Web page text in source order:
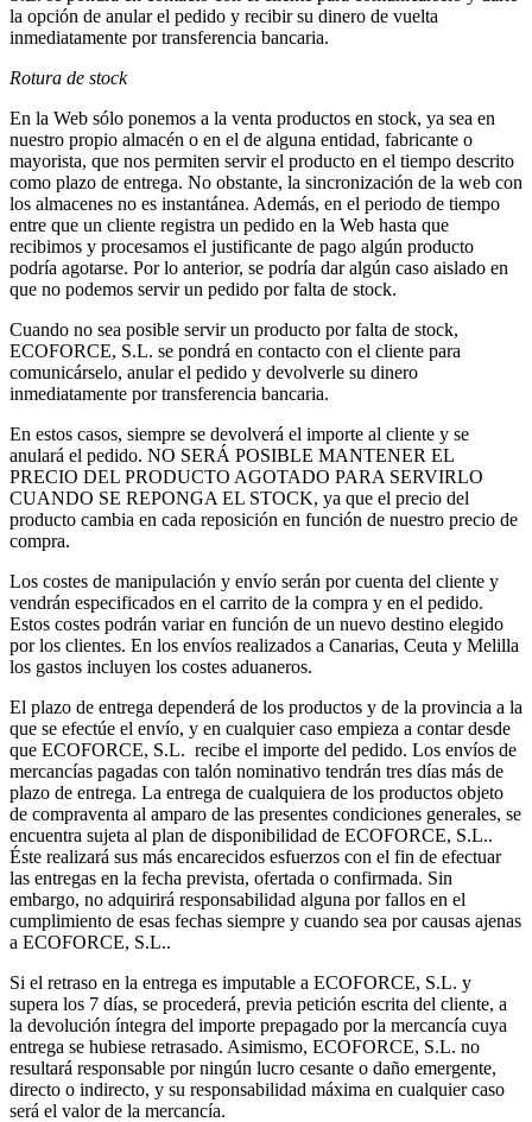
la opción de anular el pedido y recibir su dinero de vuelta
inmediatamente por transferencia bancaria.
Rotura de stock
En la Web sólo ponemos a la venta productos en stock, ya sea en
nuestro propio almacén o en el de alguna entidad, fabricante o
mayorista, que nos permiten servir el producto en el tiempo descrito
como plazo de entrega. No obstante, la sincronización de la web con
los almacenes no es instantánea. Además, en el periodo de tiempo
entre que un cliente registra un pedido en la Web hasta que
recibimos y procesamos el justificante de pago algún producto
podría agotarse. Por lo anterior, se podría dar algún caso aislado en
que no podemos servir un pedido por falta de stock.
Cuando no sea posible servir un producto por falta de stock,
ECOFORCE, S.L. se pondrá en contacto con el cliente para
comunicárselo, anular el pedido y devolverle su dinero
inmediatamente por transferencia bancaria.
En estos casos, siempre se devolverá el importe al cliente y se
anulará el pedido. NO SERÁ POSIBLE MANTENER EL
PRECIO DEL PRODUCTO AGOTADO PARA SERVIRLO
CUANDO SE REPONGA EL STOCK, ya que el precio del
producto cambia en cada reposición en función de nuestro precio de
compra.
Los costes de manipulación y envío serán por cuenta del cliente y
vendrán especificados en el carrito de la compra y en el pedido.
Estos costes podrán variar en función de un nuevo destino elegido
por los clientes. En los envíos realizados a Canarias, Ceuta y Melilla
los gastos incluyen los costes aduaneros.
El plazo de entrega dependerá de los productos y de la provincia a la
que se efectúe el envío, y en cualquier caso empieza a contar desde
que ECOFORCE, S.L. recibe el importe del pedido. Los envíos de
mercancías pagadas con talón nominativo tendrán tres días más de
plazo de entrega. La entrega de cualquiera de los productos objeto
de compraventa al amparo de las presentes condiciones generales, se
encuentra sujeta al plan de disponibilidad de ECOFORCE, S.L..
Éste realizará sus más encarecidos esfuerzos con el fin de efectuar
las entregas en la fecha prevista, ofertada o confirmada. Sin
embargo, no adquirirá responsabilidad alguna por fallos en el
cumplimiento de esas fechas siempre y cuando sea por causas ajenas
a ECOFORCE, S.L..
Si el retraso en la entrega es imputable a ECOFORCE, S.L. y
supera los 7 días, se procederá, previa petición escrita del cliente, a
la devolución íntegra del importe prepagado por la mercancía cuya
entrega se hubiese retrasado. Asimismo, ECOFORCE, S.L. no
resultará responsable por ningún lucro cesante o daño emergente,
directo o indirecto, y su responsabilidad máxima en cualquier caso
será el valor de la mercancía.